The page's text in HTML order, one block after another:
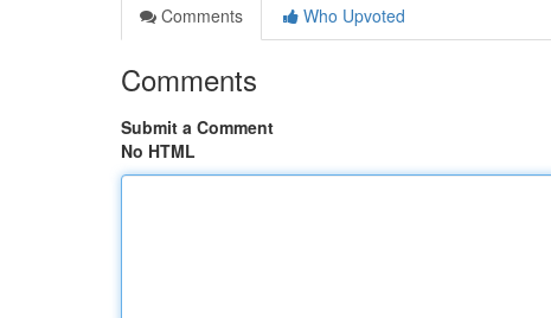
Comments
Who Upvoted
Comments
Submit a Comment
No HTML